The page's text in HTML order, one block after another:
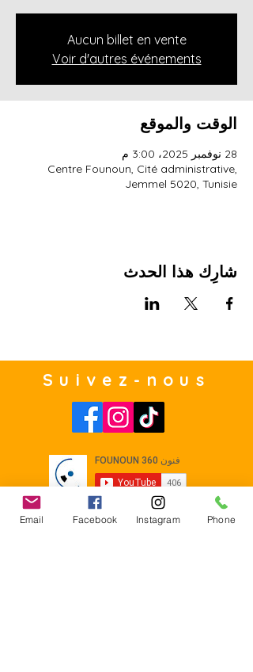
Aucun billet en vente
Voir d'autres événements
الوقت والموقع
28 نوفمبر 2025، 3:00 م
Centre Founoun, Cité administrative,
Jemmel 5020, Tunisie
شارِك هذا الحدث
Suivez-nous
Email Facebook Instagram Phone